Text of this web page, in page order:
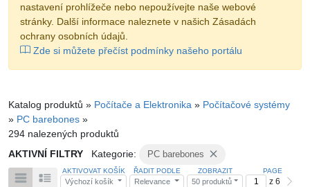
nastavení prohlížeče nebo nepoužívejte naše webové
stránky. Další informace naleznete v našich Zásadách
ochrany osobních údajů.
Zde si můžete přečíst podmínky našeho portálu
Katalog produktů » Počítače a Elektronika » Počítačové systémy
» PC barebones »
294 nalezených produktů
AKTIVNÍ FILTRY
Kategorie: PC barebones
AKTIVOVAT KOŠÍK
Výchozí košík
ŘADIT PODLE
Relevance
ZOBRAZIT
50 produktů
PAGE
z 6